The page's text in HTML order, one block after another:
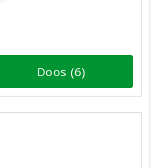
Doos (6)